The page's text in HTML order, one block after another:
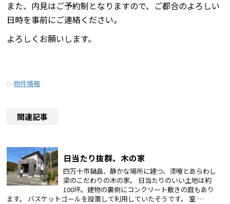
また、内見はご予約制となりますので、ご都合のよろしい
日時を事前にご連絡ください。
よろしくお願いします。
-物件情報
関連記事
日当たり抜群、木の家
四万十市鍋島、静かな場所に建つ、漆喰とあらわし
梁のこだわりの木の家。 日当たりのいい土地は約
100坪。建物の裏側にコンクリート敷きの庭もあり
ます。 バスケットゴールを設置して利用していたそうです。 室 …